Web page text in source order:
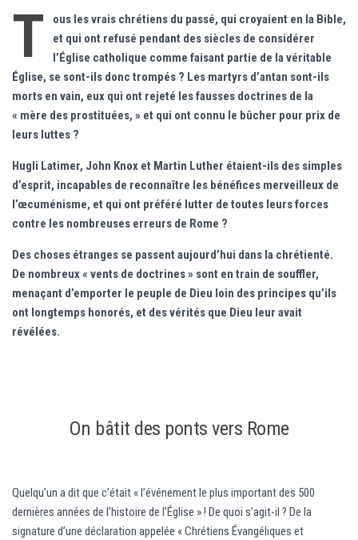
T
ous les vrais chrétiens du passé, qui croyaient en la Bible,
et qui ont refusé pendant des siècles de considérer
l’Église catholique comme faisant partie de la véritable
Église, se sont-ils donc trompés ? Les martyrs d’antan sont-ils
morts en vain, eux qui ont rejeté les fausses doctrines de la
« mère des prostituées, » et qui ont connu le bûcher pour prix de
leurs luttes ?
Hugli Latimer, John Knox et Martin Luther étaient-ils des simples
d’esprit, incapables de reconnaître les bénéfices merveilleux de
l’œcuménisme, et qui ont préféré lutter de toutes leurs forces
contre les nombreuses erreurs de Rome ?
Des choses étranges se passent aujourd’hui dans la chrétienté.
De nombreux « vents de doctrines » sont en train de souffler,
menaçant d’emporter le peuple de Dieu loin des principes qu’ils
ont longtemps honorés, et des vérités que Dieu leur avait
révélées.
On bâtit des ponts vers Rome
Quelqu’un a dit que c’était « l’événement le plus important des 500
dernières années de l’histoire de l’Église » ! De quoi s’agit-il ? De la
signature d’une déclaration appelée « Chrétiens Évangéliques et